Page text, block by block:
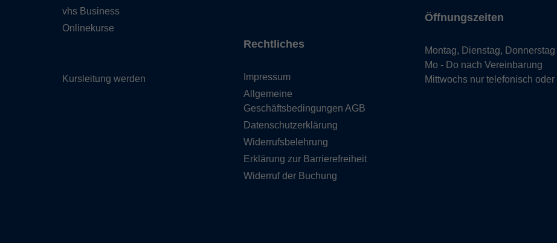
vhs Business
Onlinekurse
Kursleitung werden
Rechtliches
Impressum
Allgemeine
Geschäftsbedingungen AGB
Datenschutzerklärung
Widerrufsbelehrung
Erklärung zur Barrierefreiheit
Widerruf der Buchung
Öffnungszeiten
Montag, Dienstag,
Mo - Do nach Vereinbarung
Mittwochs nur telefonisch